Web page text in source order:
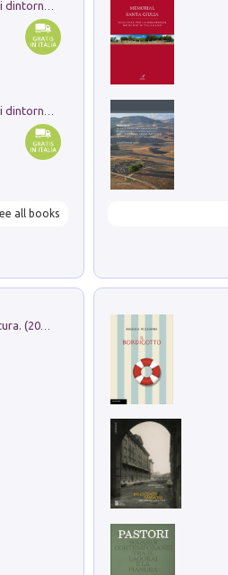
Ruderi delle ville Romano Sabine nei dintorni di Poggio Mirteto. Illustrati dal dott.re prof.re cav.re Ercole Nardi regio ispettore degli scavi e monumenti. Anno 1885. Tavole e studio. Con 25 tavole fuori testo in cartella editoriale
all books
Dromos. Libro periodico di architettura. (2026). Vol. 15: Post-model